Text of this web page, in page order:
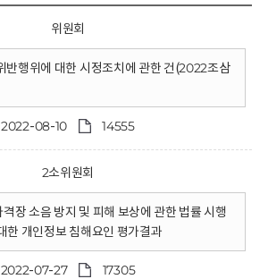
위원회
반행위에 대한 시정조치에 관한 건(2022조삼
2022-08-10 14555
2소위원회
격장 소음 방지 및 피해 보상에 관한 법률 시행
한 개인정보 침해요인 평가결과
2022-07-27 17305